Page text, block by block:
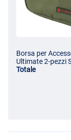
Borsa per
Ultimate 2-pezzi
Totale